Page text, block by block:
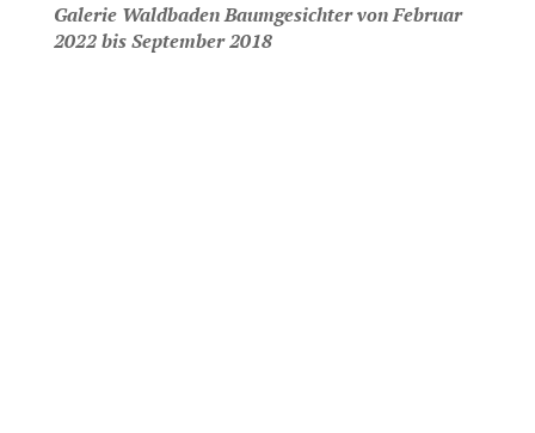
Galerie Waldbaden Baumgesichter von Februar
2022 bis September 2018